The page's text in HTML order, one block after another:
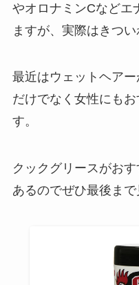
やオロナミンCなどエ
ますが、実際はきつい
最近はウェットヘア
だけでなく女性にも
す。
クックグリースがお
あるのでぜひ最後まで